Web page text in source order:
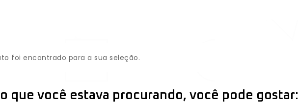
foi encontrado para a sua seleção.
que você estava procurando, você pode gostar: